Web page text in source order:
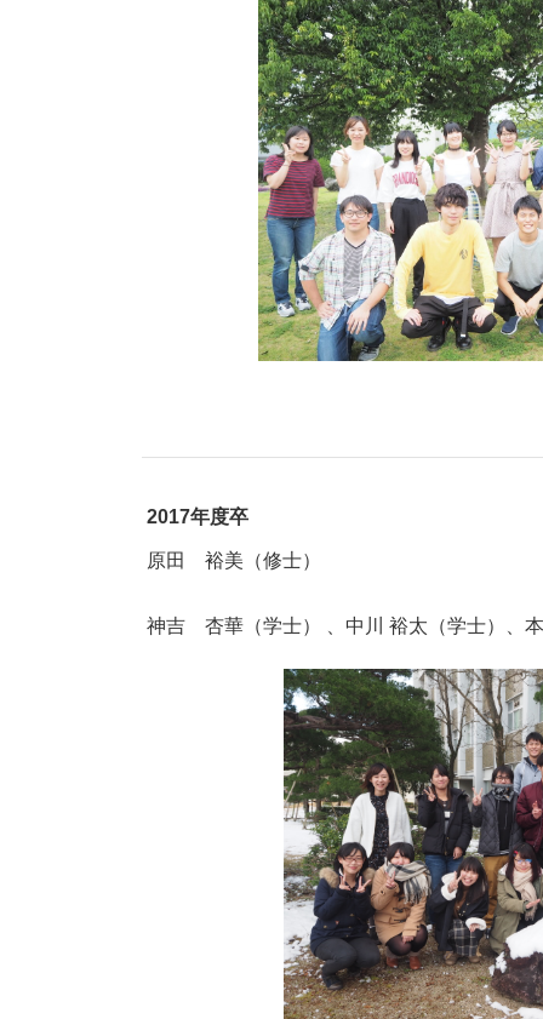
2017年度卒
原田 裕美（修士）
神吉 杏華（学士） 、中川 裕太（学士）、